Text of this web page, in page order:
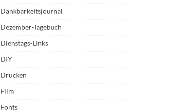
Dankbarkeitsjournal
Dezember-Tagebuch
Dienstags-Links
DIY
Drucken
Film
Fonts